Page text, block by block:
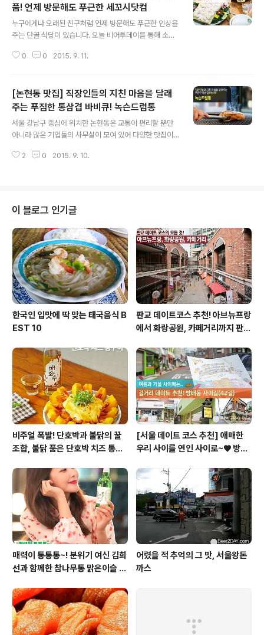
품! 언제 방문해도 푸근한 세꼬시닷컴
누구에게나 오래된 친구처럼 언제 방문해도 푸근한 인상을
주는 단골 식당이 있습니다. 오늘 비어투데이를 통해 소개
을 즐길 수 있는 것은 물론, 언제나 푸근한 미소로 자꾸만
오늘 소개해드리는 세꼬시닷컴을 방문해보시는 것은 어떨
까요? 동해에서 갓 잡은 해산물을 바로 공급받아 신선함이
살아 있는 세꼬시닷컴 강남구 논현동에 위치한 세꼬시닷컴
은 대형 수족관에 가득한 다양한 생선들 덕분에 강원도나
부산의 수산시장 한 가운데 자리잡은 횟집과 비슷한 느낌
을 줍니다. 세꼬시닷컴의 수족관을 구경하고 있으니 생선
0 0 2015. 9. 11.
[논현동 맛집] 직장인들의 지친 마음을 달래
주는 푸짐한 통삼겹 바비큐! 녹슨드럼통
서울 강남구 중심에 위치한 논현동은 교통이 편리할 뿐만
아니라 많은 기업들의 사무실이 모여 있어 다양한 맛집이
하는 삼겹살 맛집이 있다고 하는데요. 독특한 상호의 삼겹
럼통은 어떤 모습일지 지금부터 함께 살펴보시죠. 통삼겹
살을 통째로 숯불에 초벌해 굽는 ‘녹슨드럼통’ 서울시 논현
동 영동시장 초입, 진한 바비큐 냄새가 흘러나와 가는 이의
발걸음을 멈추게 하는 곳이 있습니다. 이 가게는 상호를 꼭
닮아 있는 재미있는 외관을 자랑하는데요. 가게를 마주하
니 ‘녹슨드럼통’이라는 이름처럼 가게 곳곳에 드..
2 0 2015. 9. 10.
이 블로그 인기글
한국인 입맛에 딱 맞는 태국음식 B
EST 10
판교 데이트코스 추천! 아브뉴프랑
에서 화랑공원, 카페거리까지 판교
비주얼 폭발! 단호박과 불닭의 꿀
조합, 불닭 품은 단호박 치즈 통구
[서울 데이트 코스 추천] 애매한
우리 사이를 연인 사이로~♥ 방배
매력이 통통통~! 분위기 여신 김희
선과 함께한 참나무통 맑은이슬 T
어렸을 적 추억의 그 맛, 서울왕돈
까스